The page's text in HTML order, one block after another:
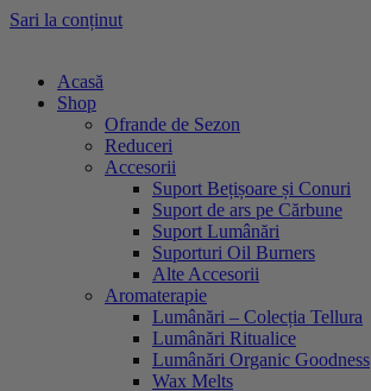
Sari la conținut
Acasă
Shop
Ofrande de Sezon
Reduceri
Accesorii
Suport Bețișoare și Conuri
Suport de ars pe Cărbune
Suport Lumânări
Suporturi Oil Burners
Alte Accesorii
Aromaterapie
Lumânări – Colecția Tellura
Lumânări Ritualice
Lumânări Organic Goodness
Wax Melts